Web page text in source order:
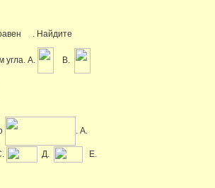
. Найдите
угла. А. В.
. А.
Д. Е.